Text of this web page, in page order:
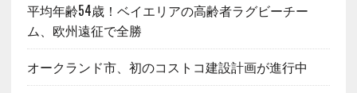
平均年齢54歳！ベイエリアの高齢者ラグビーチー
ム、欧州遠征で全勝
オークランド市、初のコストコ建設計画が進行中